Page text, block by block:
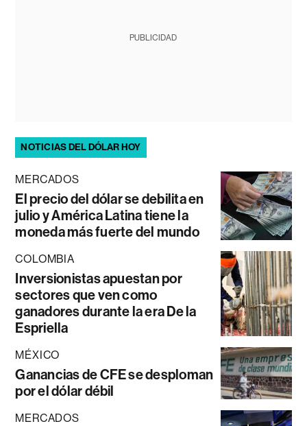
PUBLICIDAD
NOTICIAS DEL DÓLAR HOY
MERCADOS
El precio del dólar se debilita en
julio y América Latina tiene la
moneda más fuerte del mundo
COLOMBIA
Inversionistas apuestan por
sectores que ven como
ganadores durante la era De la
Espriella
MÉXICO
Ganancias de CFE se desploman
por el dólar débil
MERCADOS